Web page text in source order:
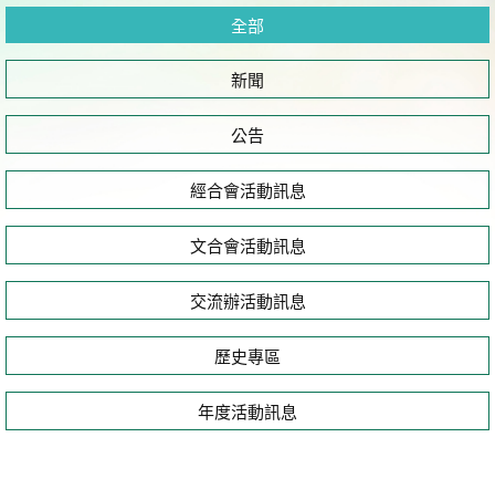
全部
新聞
公告
經合會活動訊息
文合會活動訊息
交流辦活動訊息
歷史專區
年度活動訊息